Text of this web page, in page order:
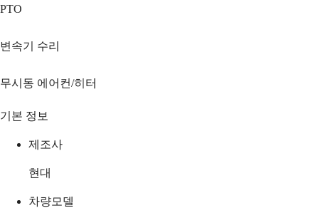
PTO
변속기 수리
무시동 에어컨/히터
기본 정보
제조사
현대
차량모델